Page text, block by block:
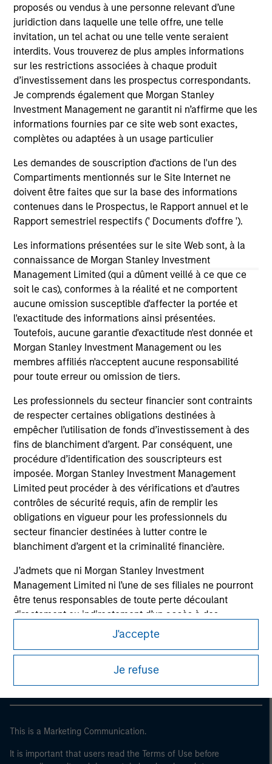
proposés ou vendus à une personne relevant d’une
juridiction dans laquelle une telle offre, une telle
invitation, un tel achat ou une telle vente seraient
interdits. Vous trouverez de plus amples informations
sur les restrictions associées à chaque produit
d’investissement dans les prospectus correspondants.
Je comprends également que Morgan Stanley
Investment Management ne garantit ni n’affirme que les
informations fournies par ce site web sont exactes,
complètes ou adaptées à un usage particulier
Les demandes de souscription d'actions de l'un des
Compartiments mentionnés sur le Site Internet ne
doivent être faites que sur la base des informations
contenues dans le Prospectus, le Rapport annuel et le
Rapport semestriel respectifs (' Documents d'offre ').
Les informations présentées sur le site Web sont, à la
connaissance de Morgan Stanley Investment
Management Limited (qui a dûment veillé à ce que ce
soit le cas), conformes à la réalité et ne comportent
aucune omission susceptible d'affecter la portée et
l'exactitude des informations ainsi présentées.
Toutefois, aucune garantie d'exactitude n'est donnée et
Morgan Stanley Investment Management ou les
membres affiliés n'acceptent aucune responsabilité
pour toute erreur ou omission de tiers.
Les professionnels du secteur financier sont contraints
de respecter certaines obligations destinées à
empêcher l’utilisation de fonds d’investissement à des
fins de blanchiment d’argent. Par conséquent, une
procédure d’identification des souscripteurs est
imposée. Morgan Stanley Investment Management
Limited peut procéder à des vérifications et d’autres
contrôles de sécurité requis, afin de remplir les
obligations en vigueur pour les professionnels du
secteur financier destinées à lutter contre le
blanchiment d’argent et la criminalité financière.
J’admets que ni Morgan Stanley Investment
Management Limited ni l’une de ses filiales ne pourront
être tenus responsables de toute perte découlant
directement ou indirectement d’un accès à des
informations à la suite d’une fausse déclaration ou
d’une déclaration erronée de ma part. En validant cette
déclaration, je confirme également accepterles
, que j’ai lues et comprises. Si la
déclaration ci-dessus est correcte, merci de cliquer sur
« J’accepte » ci-dessous pour continuer. Dans le cas
à la page d’accueil.
J'accepte
Je refuse
ALTS IN FOCUS
Private Credit 2026 Midyear Outlook
We believe the current market environment is
becoming more favorable for scaled private
credit lenders as pricing power improves and
financing demand accelerates, driven by
cyclical and secular forces.
16-JUL-2026
May not represent all Team Members.
The information on this page is for informational
purposes only. The information contained herein does
not constitute and should not be construed as an
offering of advisory services or an offer to sell or a
solicitation of an offer to buy any securities in any
jurisdiction in which such offer or solicitation,
purchase or sale would be unlawful under the
securities, insurance or other laws of such jurisdiction.
All investing involves risks, including a loss of principal.
Please refer to the strategy detail page for important
information on the strategy, including additional risk
considerations.
Morgan Stanley Careers
This is a Marketing Communication.
It is important that users read the Terms of Use before